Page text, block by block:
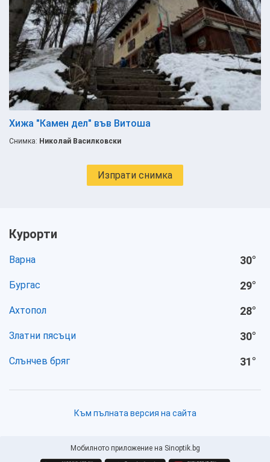
Хижа "Камен дел" във Витоша
Снимка: Николай Василковски
Изпрати снимка
Курорти
Варна 30°
Бургас 29°
Ахтопол 28°
Златни пясъци 30°
Слънчев бряг 31°
Към пълната версия на сайта
Мобилното приложение на Sinoptik.bg